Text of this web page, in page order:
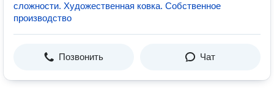
сложности. Художественная ковка. Собственное
производство
Позвонить Чат